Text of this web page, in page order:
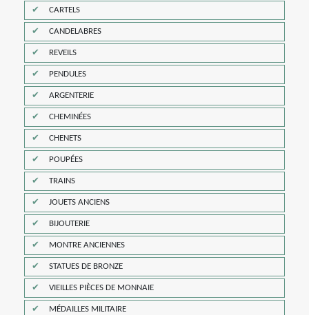
CARTELS
CANDELABRES
REVEILS
PENDULES
ARGENTERIE
CHEMINÉES
CHENETS
POUPÉES
TRAINS
JOUETS ANCIENS
BIJOUTERIE
MONTRE ANCIENNES
STATUES DE BRONZE
VIEILLES PIÈCES DE MONNAIE
MÉDAILLES MILITAIRE